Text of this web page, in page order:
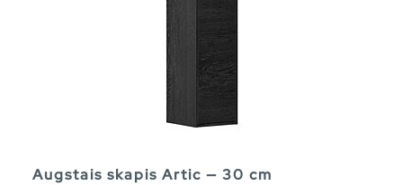
Augstais skapis Artic — 30 cm